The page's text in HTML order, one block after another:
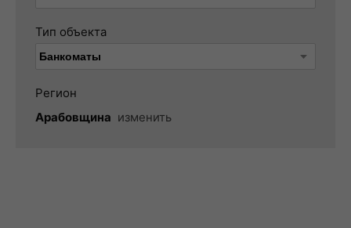
Тип объекта
Регион
Арабовщина изменить